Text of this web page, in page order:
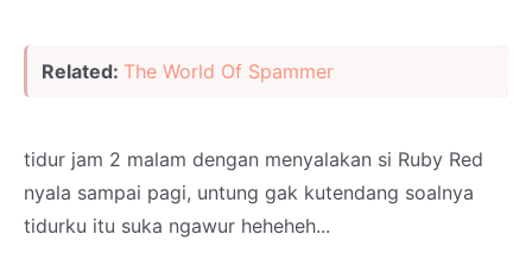
Related: The World Of Spammer
tidur jam 2 malam dengan menyalakan si Ruby Red
nyala sampai pagi, untung gak kutendang soalnya
tidurku itu suka ngawur heheheh...